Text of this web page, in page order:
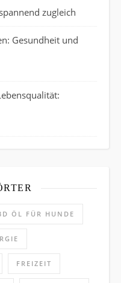
zugleich
Gesundheit und
ÖL FÜR HUNDE
FREIZEIT